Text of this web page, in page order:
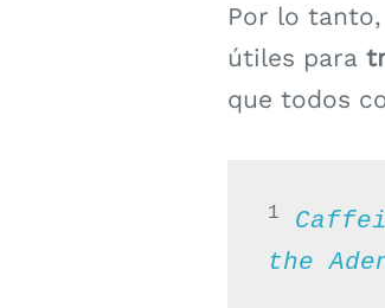
Por lo
útiles para
que todos
1
the